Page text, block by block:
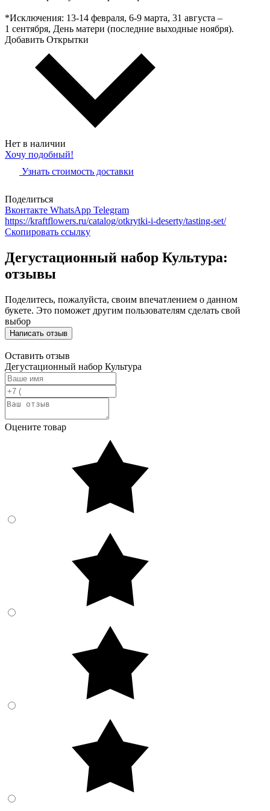
*Исключения: 13‑14 февраля, 6‑9 марта, 31 августа –
1 сентября, День матери (последние выходные ноября).
Добавить Открытки
Нет в наличии
Хочу подобный!
Узнать стоимость доставки
Поделиться
Вконтакте WhatsApp Telegram
https://kraftflowers.ru/catalog/otkrytki-i-deserty/tasting-set/
Скопировать ссылку
Дегустационный набор Культура:
отзывы
Поделитесь, пожалуйста, своим впечатлением о данном
букете. Это поможет другим пользователям сделать свой
выбор
Написать отзыв
Оставить отзыв
Дегустационный набор Культура
Оцените товар